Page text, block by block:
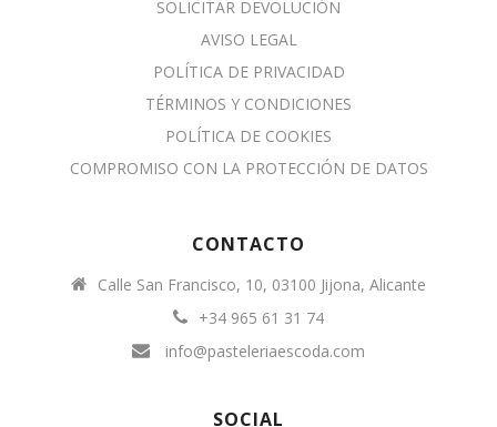
SOLICITAR DEVOLUCIÓN
AVISO LEGAL
POLÍTICA DE PRIVACIDAD
TÉRMINOS Y CONDICIONES
POLÍTICA DE COOKIES
COMPROMISO CON LA PROTECCIÓN DE DATOS
CONTACTO
Calle San Francisco, 10, 03100 Jijona, Alicante
+34 965 61 31 74
info@pasteleriaescoda.com
SOCIAL